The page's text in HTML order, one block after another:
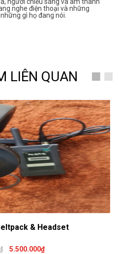
nghe điện thoại và những
gì họ đang nói.
LIÊN QUAN
& Headset
5.500.000₫